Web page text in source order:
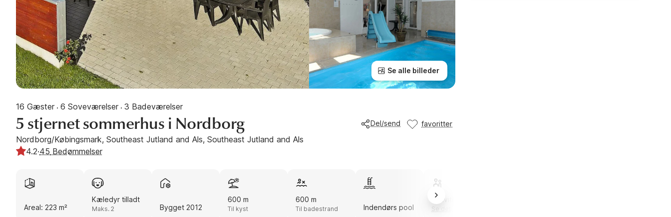
Se alle billeder
16 Gæster · 6 Soveværelser · 3 Badeværelser
5 stjernet sommerhus i Nordborg
Nordborg/Købingsmark, Southeast Jutland and Als, Southeast Jutland and Als
Del/send favoritter
4.2·45 Bedømmelser
Areal: 223 m²
Kæledyr tilladt
Maks. 2 Bygget 2012
600 m
Til kyst
600 m
Til badestrand Indendørs pool
Aktivitetshus
Se detaljer